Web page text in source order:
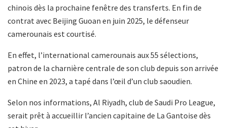
chinois dès la prochaine fenêtre des transferts. En fin de
contrat avec Beijing Guoan en juin 2025, le défenseur
camerounais est courtisé.
En effet, l’international camerounais aux 55 sélections,
patron de la charnière centrale de son club depuis son arrivée
en Chine en 2023, a tapé dans l’œil d’un club saoudien.
Selon nos informations, Al Riyadh, club de Saudi Pro League,
serait prêt à accueillir l’ancien capitaine de La Gantoise dès